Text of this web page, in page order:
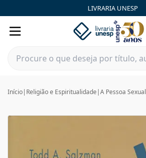
LIVRARIA UNESP
Início| Religião e Espiritualidade |A Pessoa Sexual